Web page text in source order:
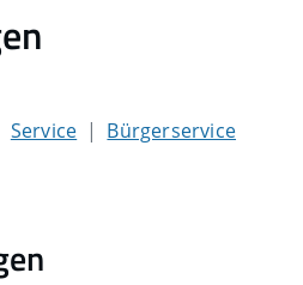
Service
Bürgerservice